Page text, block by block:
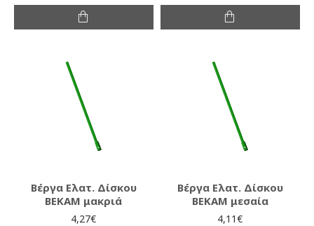
Βέργα Ελατ. Δίσκου
ΒΕΚΑΜ μακριά
4,27€
Βέργα Ελατ. Δίσκου
ΒΕΚΑΜ μεσαία
4,11€